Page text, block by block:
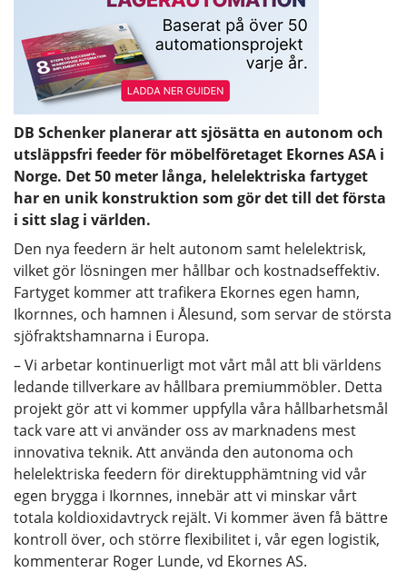
DB Schenker planerar att sjösätta en autonom och
utsläppsfri feeder för möbelföretaget Ekornes ASA i
Norge. Det 50 meter långa, helelektriska fartyget
har en unik konstruktion som gör det till det första
i sitt slag i världen.
Den nya feedern är helt autonom samt helelektrisk,
vilket gör lösningen mer hållbar och kostnadseffektiv.
Fartyget kommer att trafikera Ekornes egen hamn,
Ikornnes, och hamnen i Ålesund, som servar de största
sjöfraktshamnarna i Europa.
– Vi arbetar kontinuerligt mot vårt mål att bli världens
ledande tillverkare av hållbara premiummöbler. Detta
projekt gör att vi kommer uppfylla våra hållbarhetsmål
tack vare att vi använder oss av marknadens mest
innovativa teknik. Att använda den autonoma och
helelektriska feedern för direktupphämtning vid vår
egen brygga i Ikornnes, innebär att vi minskar vårt
totala koldioxidavtryck rejält. Vi kommer även få bättre
kontroll över, och större flexibilitet i, vår egen logistik,
kommenterar Roger Lunde, vd Ekornes AS.